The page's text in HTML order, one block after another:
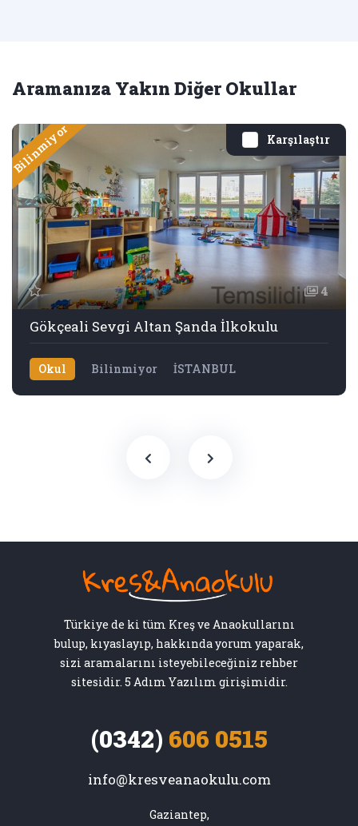
Aramanıza Yakın Diğer Okullar
Karşılaştır
Bilinmiyor
4
Gökçeali Sevgi Altan Şanda İlkokulu
Okul Bilinmiyor İSTANBUL
Türkiye de ki tüm Kreş ve Anaokullarını
bulup, kıyaslayıp, hakkında yorum yaparak,
sizi aramalarını isteyebileceğiniz rehber
sitesidir. 5 Adım Yazılım girişimidir.
(0342) 606 0515
info@kresveanaokulu.com
Gaziantep,